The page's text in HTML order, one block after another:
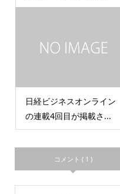
日経ビジネスオンライン
の連載4回目が掲載さ...
コメント ( 1 )